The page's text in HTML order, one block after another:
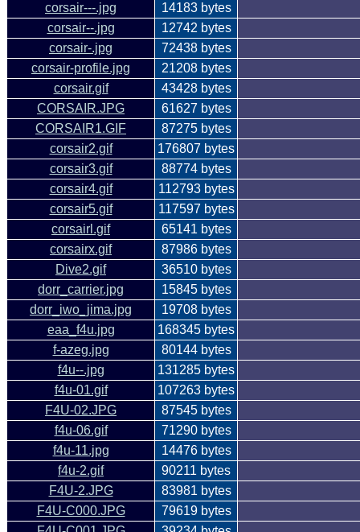
corsair---.jpg
14183 bytes
corsair--.jpg
12742 bytes
corsair-.jpg
72438 bytes
corsair-profile.jpg
21208 bytes
corsair.gif
43428 bytes
CORSAIR.JPG
61627 bytes
CORSAIR1.GIF
87275 bytes
corsair2.gif
176807 bytes
corsair3.gif
88774 bytes
corsair4.gif
112793 bytes
corsair5.gif
117597 bytes
corsairl.gif
65141 bytes
corsairx.gif
87986 bytes
Dive2.gif
36510 bytes
dorr_carrier.jpg
15845 bytes
dorr_iwo_jima.jpg
19708 bytes
eaa_f4u.jpg
168345 bytes
f-azeg.jpg
80144 bytes
f4u--.jpg
131285 bytes
f4u-01.gif
107263 bytes
F4U-02.JPG
87545 bytes
f4u-06.gif
71290 bytes
f4u-11.jpg
14476 bytes
f4u-2.gif
90211 bytes
F4U-2.JPG
83981 bytes
F4U-C000.JPG
79619 bytes